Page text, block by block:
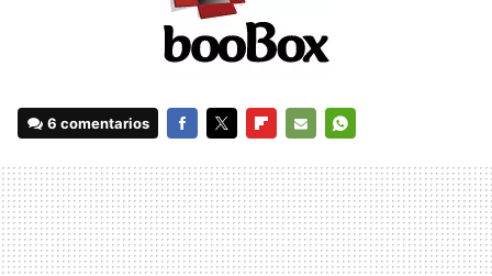
6 comentarios
MAIL